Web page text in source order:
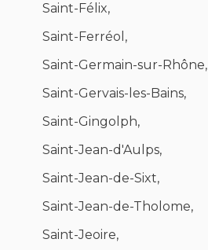
Saint-Félix,
Saint-Ferréol,
Saint-Germain-sur-Rhône,
Saint-Gervais-les-Bains,
Saint-Gingolph,
Saint-Jean-d'Aulps,
Saint-Jean-de-Sixt,
Saint-Jean-de-Tholome,
Saint-Jeoire,